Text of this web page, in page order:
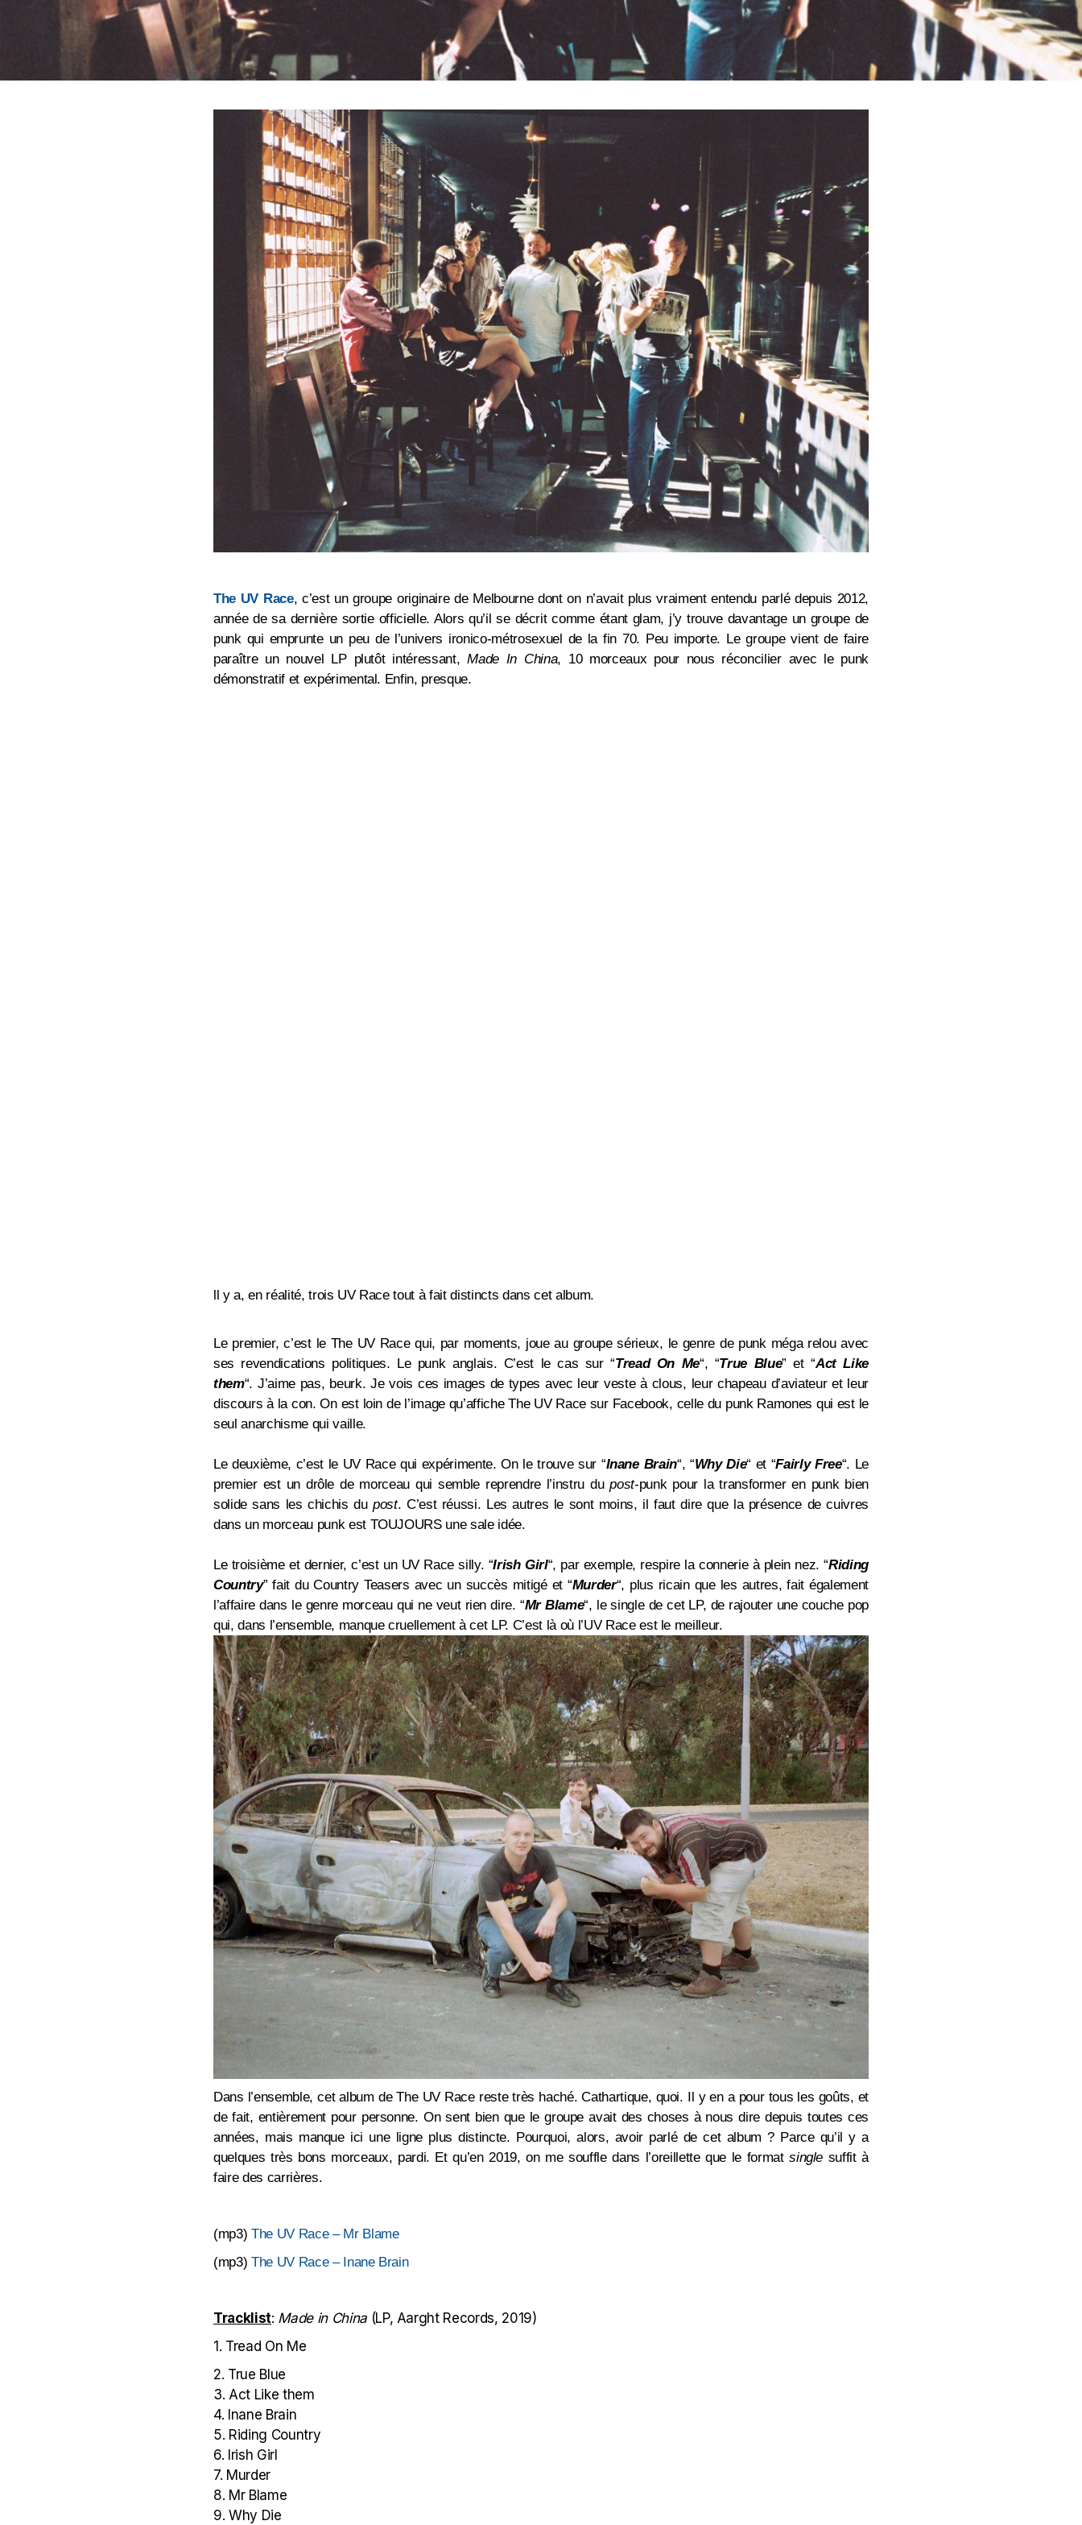
The UV Race, c’est un groupe originaire de Melbourne dont on n’avait plus vraiment entendu parlé depuis 2012,
année de sa dernière sortie officielle. Alors qu’il se décrit comme étant glam, j’y trouve davantage un groupe de
punk qui emprunte un peu de l’univers ironico-métrosexuel de la fin 70. Peu importe. Le groupe vient de faire
paraître un nouvel LP plutôt intéressant,Made In China, 10 morceaux pour nous réconcilier avec le punk
démonstratif et expérimental. Enfin, presque.
ll y a, en réalité, trois UV Race tout à fait distincts dans cet album.
Le premier, c’est le The UV Race qui, par moments, joue au groupe sérieux, le genre de punk méga relou avec
ses revendications politiques. Le punk anglais. C’est le cas sur“Tread On Me“, “True Blue” et“Act Like
them“. J’aime pas, beurk. Je vois ces images de types avec leur veste à clous, leur chapeau d’aviateur et leur
discours à la con. On est loin de l’image qu’affiche The UV Race sur Facebook, celle du punk Ramones qui est le
seul anarchisme qui vaille.
Le deuxième, c’est le UV Race qui expérimente. On le trouve sur “Inane Brain“, “Why Die“ et “Fairly Free“. Le
premier est un drôle de morceau qui semble reprendre l’instru dupost-punk pour la transformer en punk bien
solide sans les chichis dupost. C’est réussi. Les autres le sont moins, il faut dire que la présence de cuivres
dans un morceau punk est TOUJOURS une sale idée.
Le troisième et dernier, c’est un UV Race silly. “Irish Girl“, par exemple, respire la connerie à plein nez.“Riding
Country” fait du Country Teasers avec un succès mitigé et“Murder“, plus ricain que les autres, fait également
l’affaire dans le genre morceau qui ne veut rien dire. “Mr Blame“, le single de cet LP, de rajouter une couche pop
qui, dans l’ensemble, manque cruellement à cet LP. C’est là où l’UV Race est le meilleur.
Dans l’ensemble, cet album de The UV Race reste très haché. Cathartique, quoi. Il y en a pour tous les goûts, et
de fait, entièrement pour personne. On sent bien que le groupe avait des choses à nous dire depuis toutes ces
années, mais manque ici une ligne plus distincte. Pourquoi, alors, avoir parlé de cet album ? Parce qu’il y a
quelques très bons morceaux, pardi. Et qu’en 2019, on me souffle dans l’oreillette que le formatsingle suffit à
faire des carrières.
(mp3) The UV Race – Mr Blame
(mp3) The UV Race – Inane Brain
Tracklist: Made in China(LP, Aarght Records, 2019)
1. Tread On Me
2. True Blue
3. Act Like them
4. Inane Brain
5. Riding Country
6. Irish Girl
7. Murder
8. Mr Blame
9. Why Die